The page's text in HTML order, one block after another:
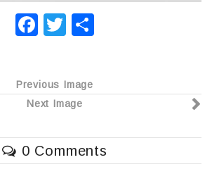
F
e
b
o
o
T
er р
в
и
Previous Image
Next Image
0 Comments